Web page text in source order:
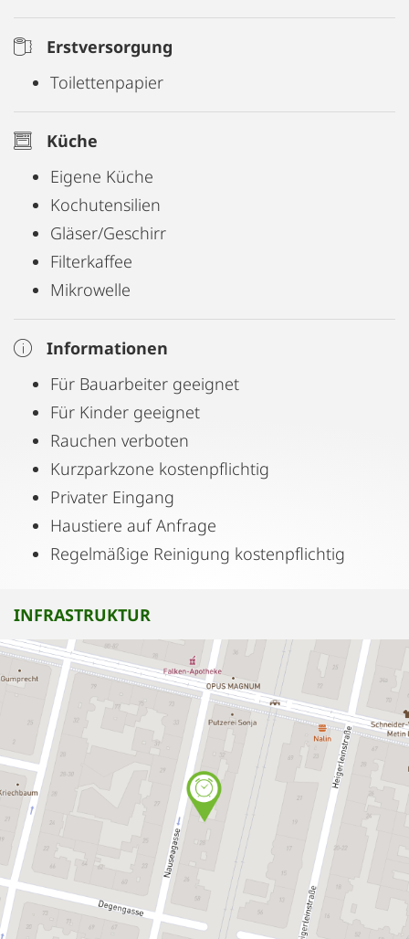
Erstversorgung
Toilettenpapier
Küche
Eigene Küche
Kochutensilien
Gläser/Geschirr
Filterkaffee
Mikrowelle
Informationen
Für Bauarbeiter geeignet
Für Kinder geeignet
Rauchen verboten
Kurzparkzone kostenpflichtig
Privater Eingang
Haustiere auf Anfrage
Regelmäßige Reinigung kostenpflichtig
INFRASTRUKTUR